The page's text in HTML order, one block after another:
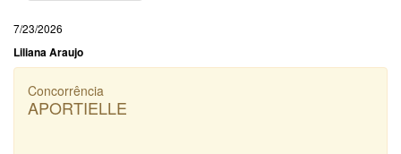
7/23/2026
Liliana Araujo
Concorrência
APORTIELLE